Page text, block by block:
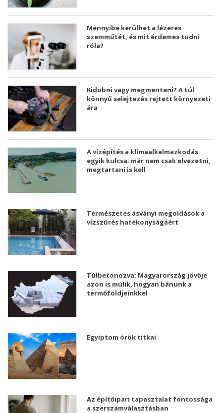
Mennyibe kerülhet a lézeres
szemműtét, és mit érdemes tudni
róla?
Kidobni vagy megmenteni? A túl
könnyű selejtezés rejtett környezeti
ára
A vízépítés a klímaalkalmazkodás
egyik kulcsa: már nem csak elvezetni,
megtartani is kell
Természetes ásványi megoldások a
vízszűrés hatékonyságáért
Túlbetonozva: Magyarország jövője
azon is múlik, hogyan bánunk a
termőföldjeinkkel
Egyiptom örök titkai
Az építőipari tapasztalat fontossága
a szerszámválasztásban